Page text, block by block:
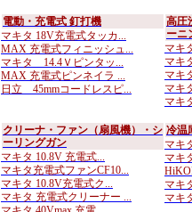
電動・充電式 釘打機
マキタ 18V充電式タッカ...
MAX 充電式フィニッシュ...
マキタ 14.4Ｖピンタッ...
MAX 充電式ピンネイラ ...
日立 45mmコードレスピ...
高圧
ーニ
マキ
マキ
マキ
マキ
マキ
クリーナ・ファン（扇風機）・シ
ーリングガン
マキタ 10.8V 充電式...
マキタ充電式ファンCF10...
マキタ 10.8V充電式ク...
マキタ 充電式クリーナー ...
冷温
マキ
マキ
マキ
マキ